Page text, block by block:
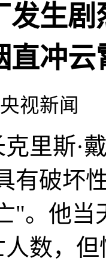
发生
直冲云
央视新闻
里斯·
有破坏
"。他当
数，